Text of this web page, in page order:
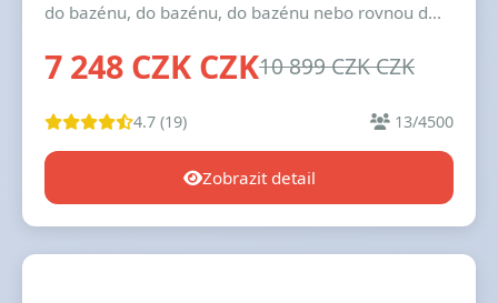
do bazénu, do bazénu, do bazénu nebo rovnou d...
7 248 CZK CZK10 899 CZK CZK
4.7 (19) 13/4500
Zobrazit detail